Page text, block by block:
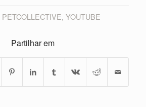
PETCOLLECTIVE,YOUTUBE
Partilhar em